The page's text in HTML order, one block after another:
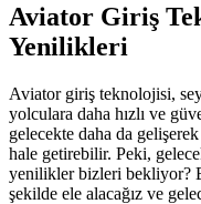
Aviator Giriş
Yenilikleri
Aviator giriş teknolojisi,
yolculara daha hızlı ve
gelecekte daha da
hale getirebilir. Peki,
yenilikler bizleri bekliyor?
şekilde ele alacağız ve